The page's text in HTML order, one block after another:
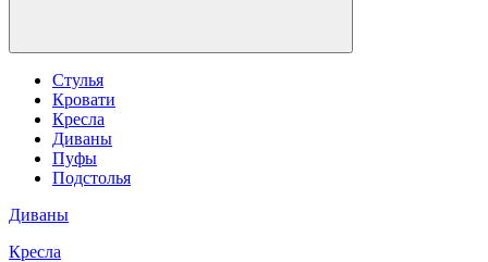
Стулья
Кровати
Кресла
Диваны
Пуфы
Подстолья
Диваны
Кресла